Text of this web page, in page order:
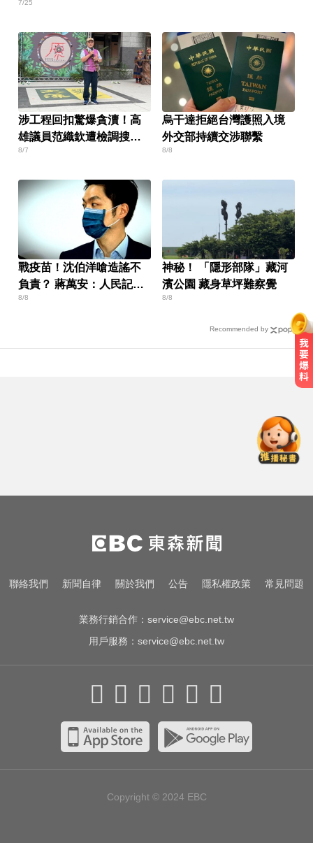
7/25
涉工程回扣驚爆貪瀆！高
雄議員范織欽遭檢調搜索
偵訓
8/7
烏干達拒絕台灣護照入境
外交部持續交涉聯繫
8/8
戰疫苗！沈伯洋嗆造謠不
負責？ 蔣萬安：人民記憶
「洗不掉」
8/8
神秘！ 「隱形部隊」藏河
濱公園 藏身草坪難察覺
8/8
Recommended by
道奇險勝響尾蛇終止7連敗
機車紅燈熄火「牽車」也會被罰？
法院判決揭密
影／國道雨天驚魂！小貨車疑遇水
聯絡我們 新聞自律 關於我們 公告 隱私權政策 常見問題
業務行銷合作： service@ebc.net.tw
用戶服務： service@ebc.net.tw
Copyright © 2024 EBC